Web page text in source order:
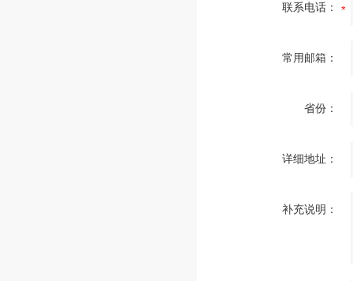
联系电话：
常用邮箱：
省份：
详细地址：
补充说明：